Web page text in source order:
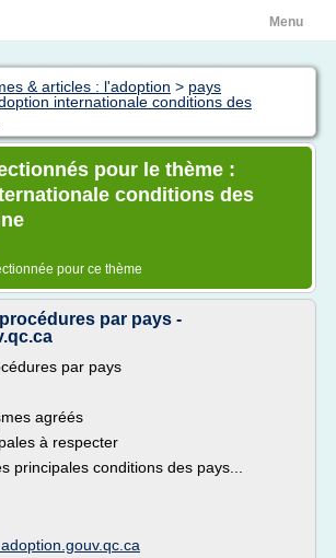
Menu
& articles : l'adoption > pays
internationale conditions des
pour le thème :
conditions des
pour ce thème
par pays -
par pays
agréés
à respecter
principales conditions des pays...